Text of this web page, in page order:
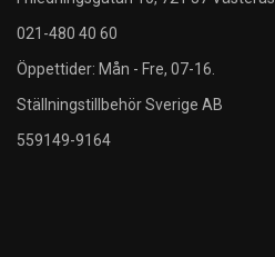
021-480 40 60
Öppettider: Mån - Fre, 07-16.
Ställningstillbehör Sverige AB
559149-9164